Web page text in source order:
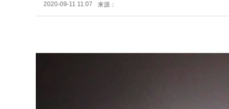
2020-09-11 11:07 来源：